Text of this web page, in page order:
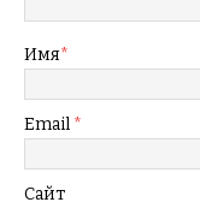
Имя*
Email *
Сайт